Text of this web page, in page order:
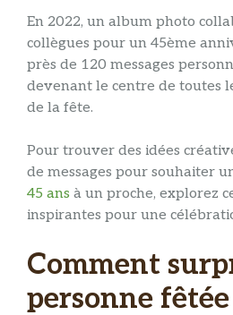
En 2022, un album photo
collègues pour un 45ème
près de 120 messages
devenant le centre de toutes
de la fête.
Pour trouver des idées
de messages pour souhaiter
45 ans à un proche, explorez
inspirantes pour une
Comment
personne